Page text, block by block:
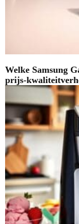
Welke Samsung
prijs-